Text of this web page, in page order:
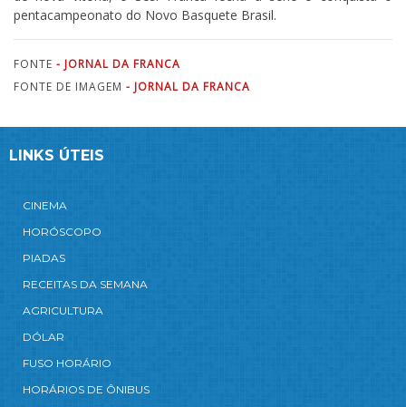
pentacampeonato do Novo Basquete Brasil.
FONTE - JORNAL DA FRANCA
FONTE DE IMAGEM - JORNAL DA FRANCA
LINKS ÚTEIS
CINEMA
HORÓSCOPO
PIADAS
RECEITAS DA SEMANA
AGRICULTURA
DÓLAR
FUSO HORÁRIO
HORÁRIOS DE ÔNIBUS